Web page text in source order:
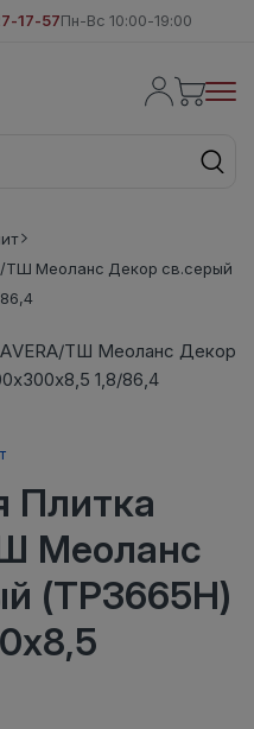
17-57Пн-Вс 10:00-19:00
ТШ Меоланс Декор св.серый
Плитка
Меоланс
(ТР3665Н)